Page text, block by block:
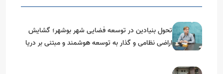
تحول بنیادین در توسعه فضایی شهر بوشهر؛ گشایش
اراضی نظامی و گذار به توسعه هوشمند و مبتنی بر دریا